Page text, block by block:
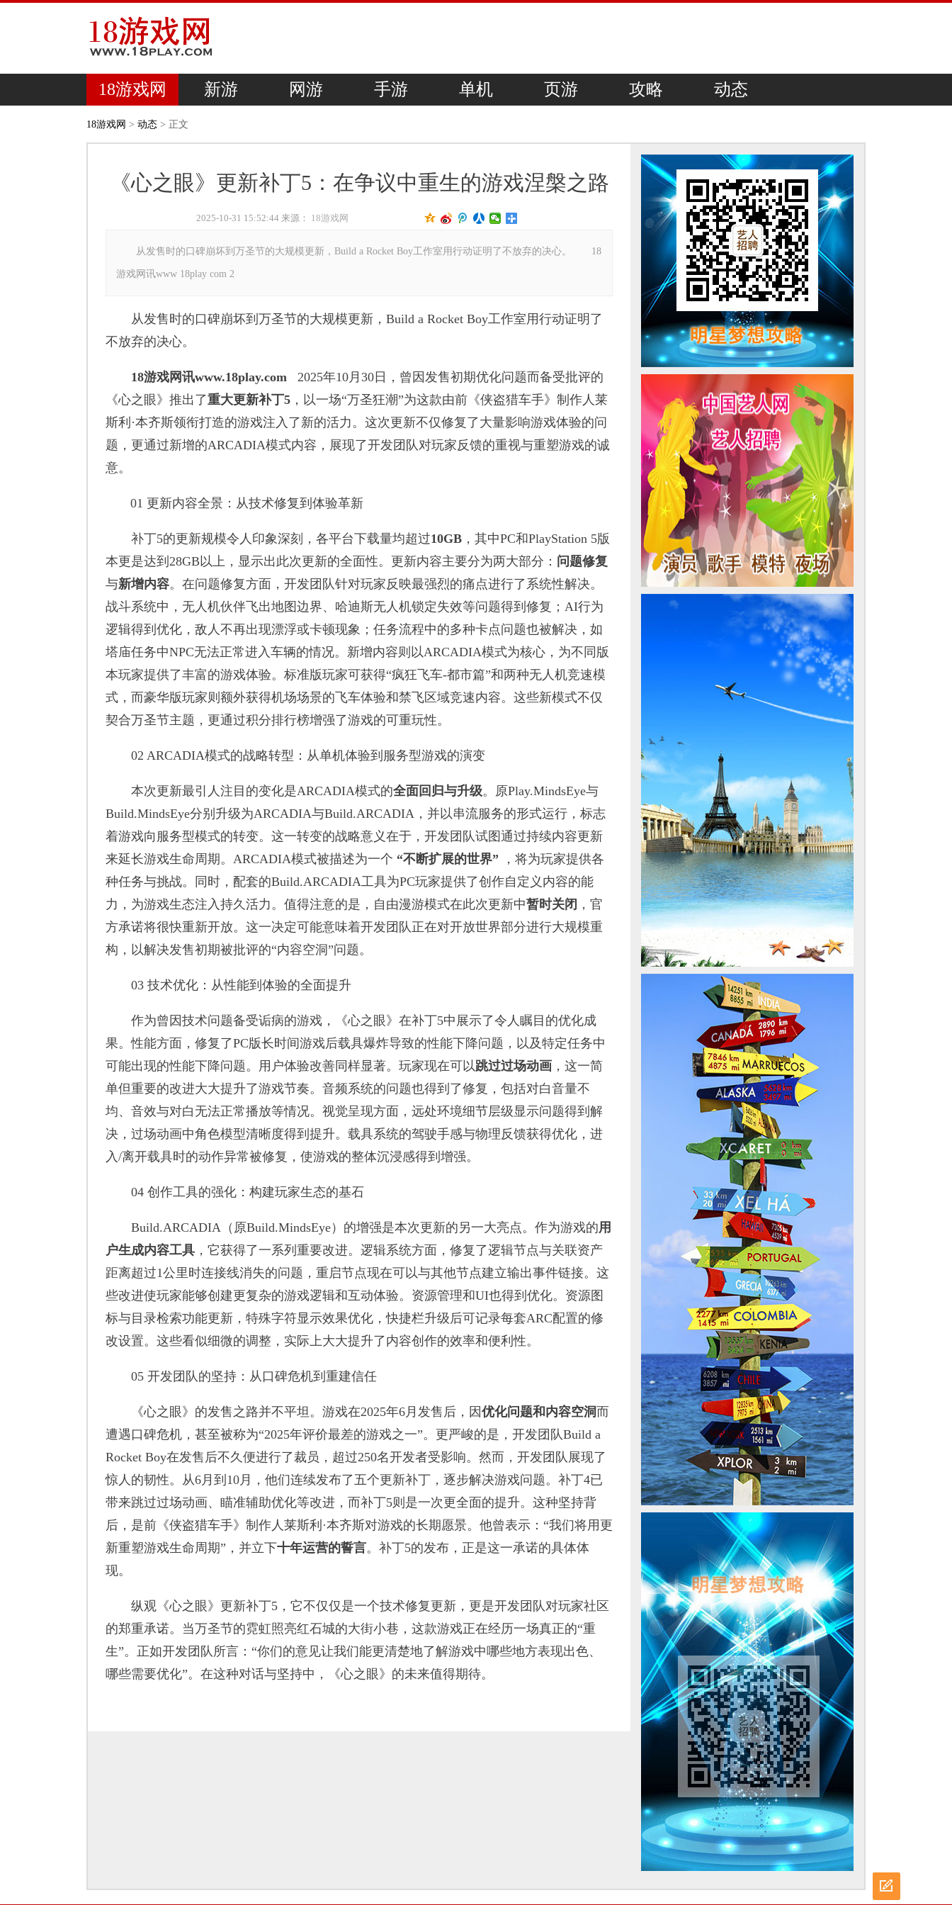
18游戏网 新游 网游 手游 单机 页游 攻略 动态
18游戏网 > 动态 > 正文
《心之眼》更新补丁5：在争议中重生的游戏涅槃之路
2025-10-31 15:52:44 来源： 18游戏网
从发售时的口碑崩坏到万圣节的大规模更新，Build a Rocket Boy工作室用行动证明了不放弃的决心。 18
游戏网讯www 18play com 2
从发售时的口碑崩坏到万圣节的大规模更新，Build a Rocket Boy工作室用行动证明了
不放弃的决心。
18游戏网讯www.18play.com 2025年10月30日，曾因发售初期优化问题而备受批评的
《心之眼》推出了重大更新补丁5 ，以一场“万圣狂潮”为这款由前《侠盗猎车手》制作人莱
斯利·本齐斯领衔打造的游戏注入了新的活力。这次更新不仅修复了大量影响游戏体验的问
题，更通过新增的ARCADIA模式内容，展现了开发团队对玩家反馈的重视与重塑游戏的诚
意。
01 更新内容全景：从技术修复到体验革新
补丁5的更新规模令人印象深刻，各平台下载量均超过10GB ，其中PC和PlayStation 5版
本更是达到28GB以上，显示出此次更新的全面性。更新内容主要分为两大部分： 问题修复
与新增内容。在问题修复方面，开发团队针对玩家反映最强烈的痛点进行了系统性解决。
战斗系统中，无人机伙伴飞出地图边界、哈迪斯无人机锁定失效等问题得到修复；AI行为
逻辑得到优化，敌人不再出现漂浮或卡顿现象；任务流程中的多种卡点问题也被解决，如
塔庙任务中NPC无法正常进入车辆的情况。新增内容则以ARCADIA模式为核心，为不同版
本玩家提供了丰富的游戏体验。标准版玩家可获得“疯狂飞车-都市篇”和两种无人机竞速模
式，而豪华版玩家则额外获得机场场景的飞车体验和禁飞区域竞速内容。这些新模式不仅
契合万圣节主题，更通过积分排行榜增强了游戏的可重玩性。
02 ARCADIA模式的战略转型：从单机体验到服务型游戏的演变
本次更新最引人注目的变化是ARCADIA模式的全面回归与升级。原Play.MindsEye与
Build.MindsEye分别升级为ARCADIA与Build.ARCADIA，并以串流服务的形式运行，标志
着游戏向服务型模式的转变。这一转变的战略意义在于，开发团队试图通过持续内容更新
来延长游戏生命周期。ARCADIA模式被描述为一个 “不断扩展的世界” ，将为玩家提供各
种任务与挑战。同时，配套的Build.ARCADIA工具为PC玩家提供了创作自定义内容的能
力，为游戏生态注入持久活力。值得注意的是，自由漫游模式在此次更新中暂时关闭 ，官
方承诺将很快重新开放。这一决定可能意味着开发团队正在对开放世界部分进行大规模重
构，以解决发售初期被批评的“内容空洞”问题。
03 技术优化：从性能到体验的全面提升
作为曾因技术问题备受诟病的游戏，《心之眼》在补丁5中展示了令人瞩目的优化成
果。性能方面，修复了PC版长时间游戏后载具爆炸导致的性能下降问题，以及特定任务中
可能出现的性能下降问题。用户体验改善同样显著。玩家现在可以跳过过场动画 ，这一简
单但重要的改进大大提升了游戏节奏。音频系统的问题也得到了修复，包括对白音量不
均、音效与对白无法正常播放等情况。视觉呈现方面，远处环境细节层级显示问题得到解
决，过场动画中角色模型清晰度得到提升。载具系统的驾驶手感与物理反馈获得优化，进
入/离开载具时的动作异常被修复，使游戏的整体沉浸感得到增强。
04 创作工具的强化：构建玩家生态的基石
Build.ARCADIA（原Build.MindsEye）的增强是本次更新的另一大亮点。作为游戏的用
户生成内容工具 ，它获得了一系列重要改进。逻辑系统方面，修复了逻辑节点与关联资产
距离超过1公里时连接线消失的问题，重启节点现在可以与其他节点建立输出事件链接。这
些改进使玩家能够创建更复杂的游戏逻辑和互动体验。资源管理和UI也得到优化。资源图
标与目录检索功能更新，特殊字符显示效果优化，快捷栏升级后可记录每套ARC配置的修
改设置。这些看似细微的调整，实际上大大提升了内容创作的效率和便利性。
05 开发团队的坚持：从口碑危机到重建信任
《心之眼》的发售之路并不平坦。游戏在2025年6月发售后，因优化问题和内容空洞而
遭遇口碑危机，甚至被称为“2025年评价最差的游戏之一”。更严峻的是，开发团队Build a
Rocket Boy在发售后不久便进行了裁员，超过250名开发者受影响。然而，开发团队展现了
惊人的韧性。从6月到10月，他们连续发布了五个更新补丁，逐步解决游戏问题。补丁4已
带来跳过过场动画、瞄准辅助优化等改进，而补丁5则是一次更全面的提升。这种坚持背
后，是前《侠盗猎车手》制作人莱斯利·本齐斯对游戏的长期愿景。他曾表示：“我们将用更
新重塑游戏生命周期”，并立下十年运营的誓言。补丁5的发布，正是这一承诺的具体体
现。
纵观《心之眼》更新补丁5，它不仅仅是一个技术修复更新，更是开发团队对玩家社区
的郑重承诺。当万圣节的霓虹照亮红石城的大街小巷，这款游戏正在经历一场真正的“重
生”。正如开发团队所言：“你们的意见让我们能更清楚地了解游戏中哪些地方表现出色、
哪些需要优化”。在这种对话与坚持中，《心之眼》的未来值得期待。